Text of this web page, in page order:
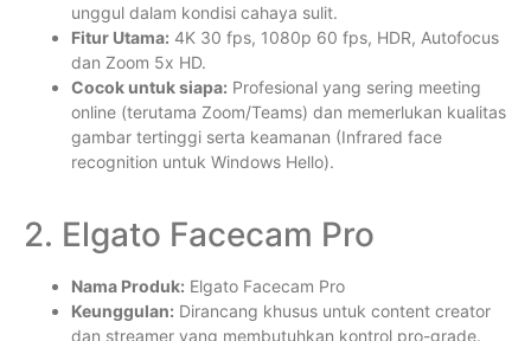
unggul dalam kondisi cahaya sulit.
Fitur Utama: 4K 30 fps, 1080p 60 fps, HDR, Autofocus
dan Zoom 5x HD.
Cocok untuk siapa: Profesional yang sering meeting
online (terutama Zoom/Teams) dan memerlukan kualitas
gambar tertinggi serta keamanan (Infrared face
recognition untuk Windows Hello).
2. Elgato Facecam Pro
Nama Produk: Elgato Facecam Pro
Keunggulan: Dirancang khusus untuk content creator
dan streamer yang membutuhkan kontrol pro-grade.